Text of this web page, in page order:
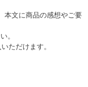
本文に商品の感想やご要
。
ただけます。